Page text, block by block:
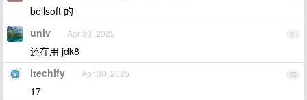
bellsoft 的
51
univ Apr 30, 2025
还在用 jdk8
52
itechify Apr 30, 2025
17